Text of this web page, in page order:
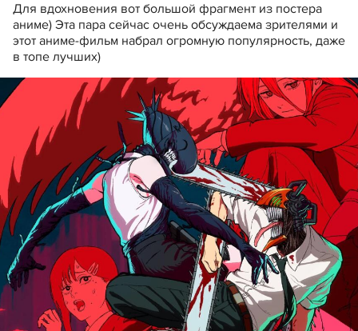
Для вдохновения вот большой фрагмент из постера
аниме) Эта пара сейчас очень обсуждаема зрителями и
этот аниме-фильм набрал огромную популярность, даже
в топе лучших)